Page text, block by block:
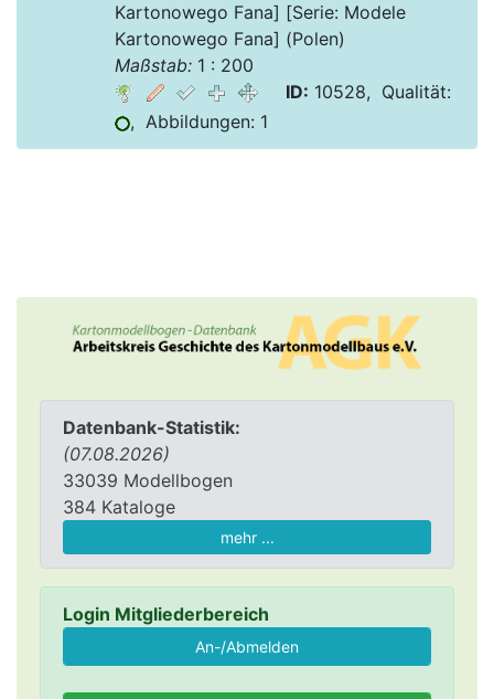
Datenbank-Statistik:
(07.08.2026)
33039 Modellbogen
384 Kataloge
mehr ...
Login Mitgliederbereich
Kartonowego Fana] [Serie: Modele
Kartonowego Fana] (Polen)
Maßstab:1 : 200
ID: 10528, Qualität:
, Abbildungen: 1